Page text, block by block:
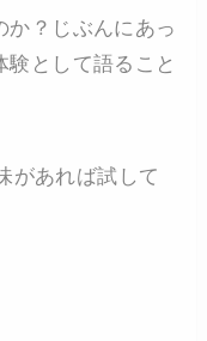
か？じぶんにあっ
として語ること
があれば試して